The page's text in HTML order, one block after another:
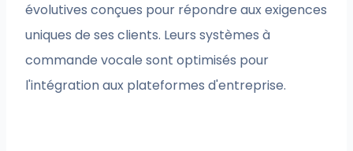
évolutives conçues pour répondre aux exigences
uniques de ses clients. Leurs systèmes à
commande vocale sont optimisés pour
l'intégration aux plateformes d'entreprise.